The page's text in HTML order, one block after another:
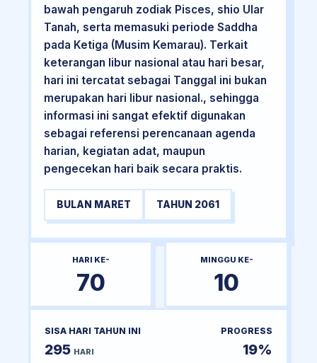
bawah pengaruh zodiak Pisces, shio Ular
Tanah, serta memasuki periode Saddha
pada Ketiga (Musim Kemarau). Terkait
keterangan libur nasional atau hari besar,
hari ini tercatat sebagai Tanggal ini bukan
merupakan hari libur nasional., sehingga
informasi ini sangat efektif digunakan
sebagai referensi perencanaan agenda
harian, kegiatan adat, maupun
pengecekan hari baik secara praktis.
BULAN MARET TAHUN 2061
HARI KE-
70
MINGGU KE-
10
SISA HARI TAHUN INI
295 HARI
PROGRESS
19%